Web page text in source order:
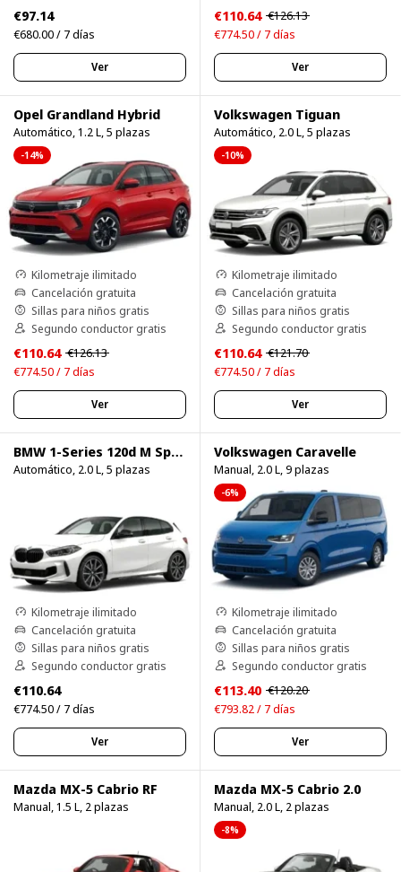
€97.14
€680.00 / 7 días
Ver
€110.64 €126.13
€774.50 / 7 días
Ver
Opel Grandland Hybrid
Automático, 1.2 L, 5 plazas
-14%
Kilometraje ilimitado
Cancelación gratuita
Sillas para niños gratis
Segundo conductor gratis
€110.64 €126.13
€774.50 / 7 días
Ver
Volkswagen Tiguan
Automático, 2.0 L, 5 plazas
-10%
Kilometraje ilimitado
Cancelación gratuita
Sillas para niños gratis
Segundo conductor gratis
€110.64 €121.70
€774.50 / 7 días
Ver
BMW 1-Series 120d M Sport Pro
Automático, 2.0 L, 5 plazas
Kilometraje ilimitado
Cancelación gratuita
Sillas para niños gratis
Segundo conductor gratis
€110.64
€774.50 / 7 días
Ver
Volkswagen Caravelle
Manual, 2.0 L, 9 plazas
-6%
Kilometraje ilimitado
Cancelación gratuita
Sillas para niños gratis
Segundo conductor gratis
€113.40 €120.20
€793.82 / 7 días
Ver
Mazda MX-5 Cabrio RF
Manual, 1.5 L, 2 plazas
Mazda MX-5 Cabrio 2.0
Manual, 2.0 L, 2 plazas
-8%